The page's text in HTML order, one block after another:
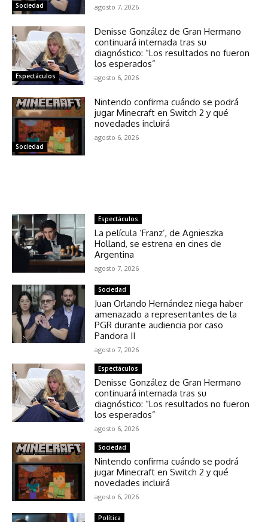
Sociedad agosto 7, 2026
Espectáculos
Denisse González de Gran Hermano
continuará internada tras su
diagnóstico: “Los resultados no fueron
los esperados”
agosto 6, 2026
Sociedad
Nintendo confirma cuándo se podrá
jugar Minecraft en Switch 2 y qué
novedades incluirá
agosto 6, 2026
Espectáculos
La película ‘Franz’, de Agnieszka
Holland, se estrena en cines de
Argentina
agosto 7, 2026
Sociedad
Juan Orlando Hernández niega haber
amenazado a representantes de la
PGR durante audiencia por caso
Pandora II
agosto 7, 2026
Espectáculos
Denisse González de Gran Hermano
continuará internada tras su
diagnóstico: “Los resultados no fueron
los esperados”
agosto 6, 2026
Sociedad
Nintendo confirma cuándo se podrá
jugar Minecraft en Switch 2 y qué
novedades incluirá
agosto 6, 2026
Política